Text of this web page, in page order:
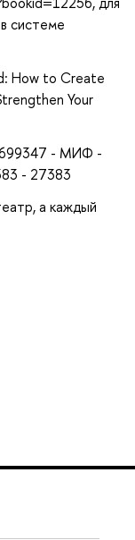
системе
How to Create
Your
- МИФ -
- 27383
а каждый